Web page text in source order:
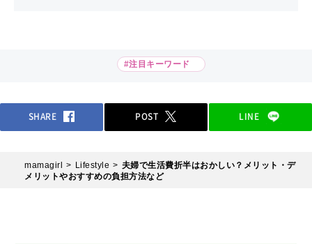
#注目キーワード
SHARE POST LINE
mamagirl Lifestyle
夫婦で生活費折半はおかしい？メリット・デ
メリットやおすすめの負担方法など